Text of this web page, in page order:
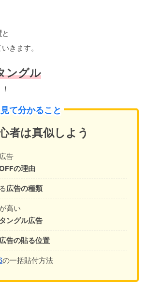
と
きます。
ングル
て分かること
者は真似しよう
告
の理由
広告の種類
高い
ングル広告
告の貼る位置
の一括貼付方法